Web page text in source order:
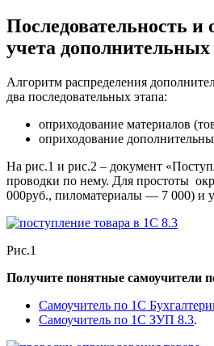
Последовательность и
учета дополнительных
Алгоритм распределения
два последовательных этапа:
оприходование материалов
оприходование
На рис.1 и рис.2 – документ
проводки по нему. Для простоты
000руб., пиломатериалы — 7 000) и
Рис.1
Получите понятные самоучители
Самоучитель по 1С
Самоучитель по 1С ЗУП 8.3.